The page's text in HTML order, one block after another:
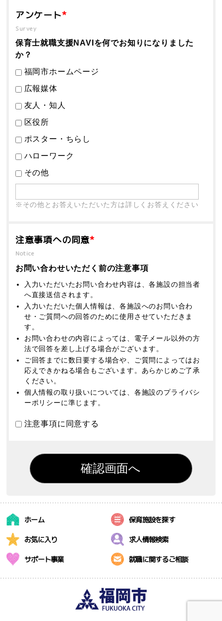
アンケート*
Survey
保育士就職支援NAVIを何でお知りになりました
か？
福岡市ホームページ
広報媒体
友人・知人
区役所
ポスター・ちらし
ハローワーク
その他
※その他とお答えいただいた方は詳しくお答えください
注意事項への同意*
Notice
お問い合わせいただく前の注意事項
入力いただいたお問い合わせ内容は、各施設の担当者
へ直接送信されます。
入力いただいた個人情報は、各施設へのお問い合わ
せ・ご質問への回答のために使用させていただきま
す。
お問い合わせの内容によっては、電子メール以外の方
法で回答を差し上げる場合がございます。
ご回答までに数日要する場合や、ご質問によってはお
応えできかねる場合もございます。あらかじめご了承
ください。
個人情報の取り扱いについては、各施設のプライバシ
ーポリシーに準じます。
注意事項に同意する
ホーム 保育施設を探す
お気に入り 求人情報検索
サポート事業 就職に関するご相談